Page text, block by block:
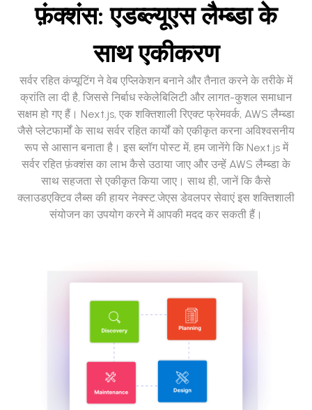
फ़ंक्शंस: एडब्ल्यूएस लैम्ब्डा के
साथ एकीकरण
सर्वर रहित कंप्यूटिंग ने वेब एप्लिकेशन बनाने और तैनात करने के तरीके में
क्रांति ला दी है, जिससे निर्बाध स्केलेबिलिटी और लागत-कुशल समाधान
सक्षम हो गए हैं। Next.js, एक शक्तिशाली रिएक्ट फ्रेमवर्क, AWS लैम्ब्डा
जैसे प्लेटफार्मों के साथ सर्वर रहित कार्यों को एकीकृत करना अविश्वसनीय
रूप से आसान बनाता है। इस ब्लॉग पोस्ट में, हम जानेंगे कि Next.js में
सर्वर रहित फ़ंक्शंस का लाभ कैसे उठाया जाए और उन्हें AWS लैम्ब्डा के
साथ सहजता से एकीकृत किया जाए। साथ ही, जानें कि कैसे
क्लाउडएक्टिव लैब्स की हायर नेक्स्ट.जेएस डेवलपर सेवाएं इस शक्तिशाली
संयोजन का उपयोग करने में आपकी मदद कर सकती हैं।